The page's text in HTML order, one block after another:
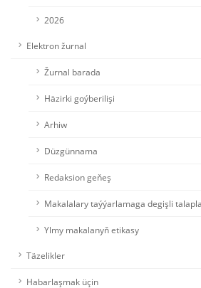
2026
Elektron žurnal
Žurnal barada
Häzirki goýberilişi
Arhiw
Düzgünnama
Redaksion geňeş
Makalalary taýýarlamaga degişli
Ylmy makalanyň etikasy
Täzelikler
Habarlaşmak üçin